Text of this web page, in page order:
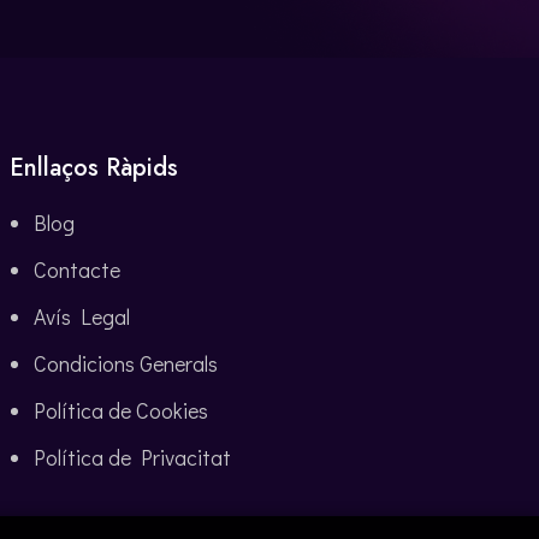
Enllaços Ràpids
Blog
Contacte
Avís Legal
Condicions Generals
Política de Cookies
Política de Privacitat